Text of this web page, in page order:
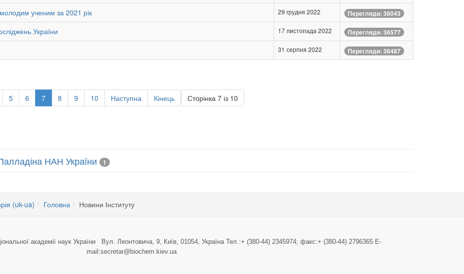
ученим за 2021 рік 29 грудня 2022 Перегляди: 36043
України 17 листопада 2022 Перегляди: 36577
31 серпня 2022 Перегляди: 36487
Сторінка 7 із 10
5 6 7 8 9 10 Наступна Кінець
Палладіна НАН України 1
(uk-ua) Головна Новини Інституту
академії наук України Вул. Леонтовича, 9, Київ, 01054, Україна Тел.:+ (380-44) 2345974; факс:+ (380-44) 2796365 E-
mail:secretar@biochem.kiev.ua